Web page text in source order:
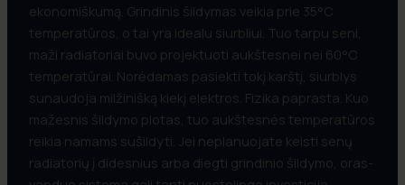
ekonomiškumą. Grindinis šildymas veikia prie 35°C
temperatūros, o tai yra idealu siurbliui. Tuo tarpu seni,
maži radiatoriai buvo projektuoti aukštesnei nei 60°C
temperatūrai. Norėdamas pasiekti tokį karštį, siurblys
sunaudoja milžinišką kiekį elektros. Fizika paprasta. Kuo
mažesnis šildymo plotas, tuo aukštesnės temperatūros
reikia namams sušildyti. Jei neplanuojate keisti senų
radiatorių į didesnius arba diegti grindinio šildymo, oras-